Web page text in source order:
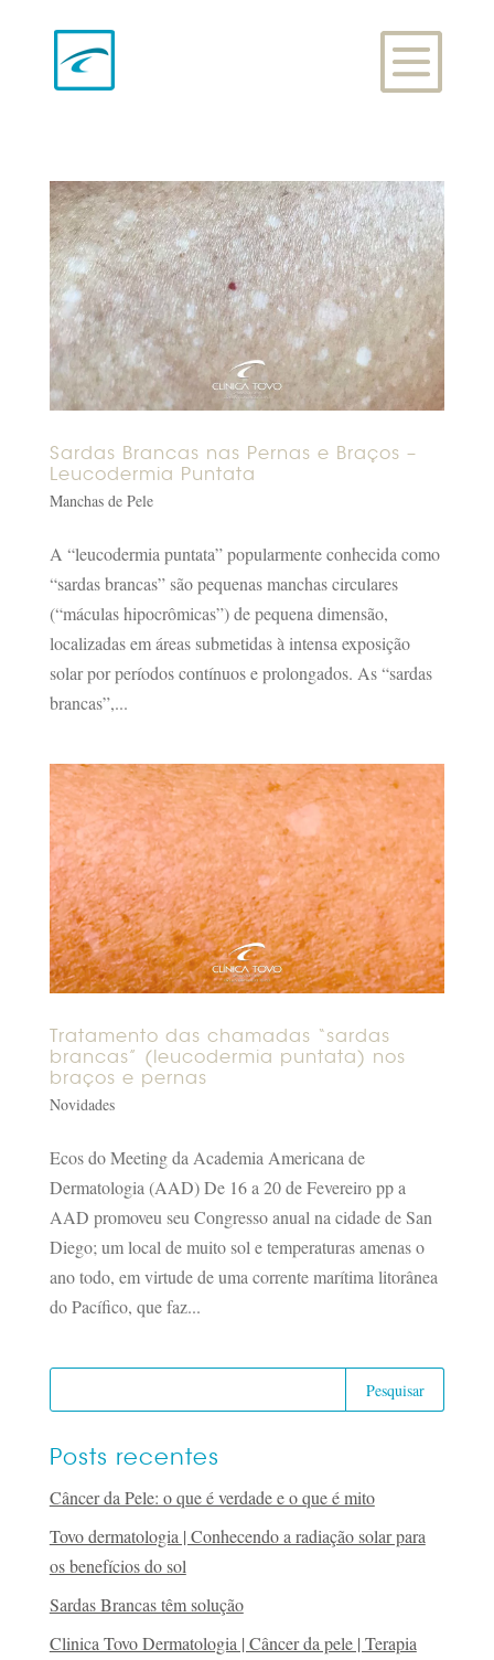
Sardas Brancas nas Pernas e Braços –
Leucodermia Puntata
Manchas de Pele
A “leucodermia puntata” popularmente conhecida como
“sardas brancas” são pequenas manchas circulares
(“máculas hipocrômicas”) de pequena dimensão,
localizadas em áreas submetidas à intensa exposição
solar por períodos contínuos e prolongados. As “sardas
brancas”,...
Tratamento das chamadas “sardas
brancas” (leucodermia puntata) nos
braços e pernas
Novidades
Ecos do Meeting da Academia Americana de
Dermatologia (AAD) De 16 a 20 de Fevereiro pp a
AAD promoveu seu Congresso anual na cidade de San
Diego; um local de muito sol e temperaturas amenas o
ano todo, em virtude de uma corrente marítima litorânea
do Pacífico, que faz...
Posts recentes
Câncer da Pele: o que é verdade e o que é mito
Tovo dermatologia | Conhecendo a radiação solar para
os benefícios do sol
Sardas Brancas têm solução
Clinica Tovo Dermatologia | Câncer da pele | Terapia